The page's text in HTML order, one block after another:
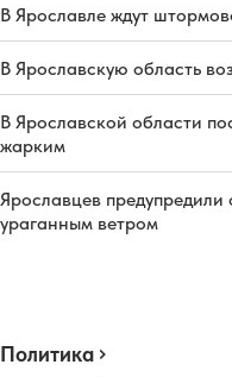
В Ярославле ждут
В Ярославскую область
В Ярославской области
жарким
Ярославцев
ураганным ветром
Политика